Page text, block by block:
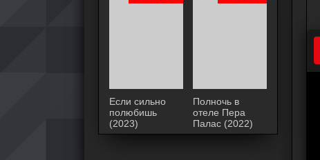
Если сильно
полюбишь
(2023)
Полночь в
отеле Пера
Палас (2022)